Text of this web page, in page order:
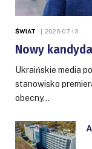
ŚWIAT 2026-07-13
Nowy
Ukraińskie media
stanowisko
obecny…